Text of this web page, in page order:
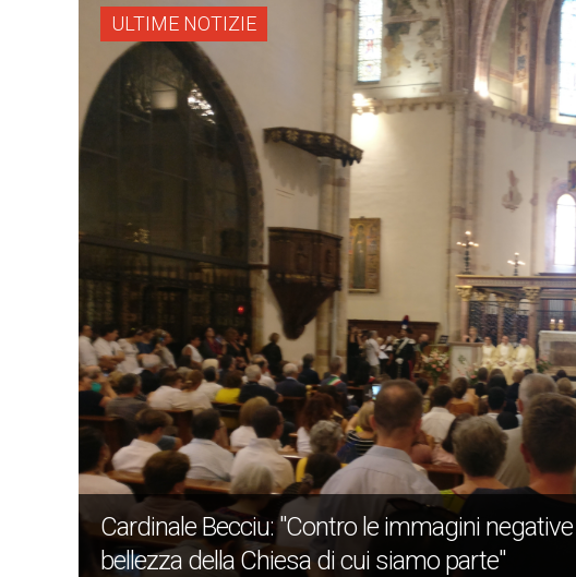
ULTIME NOTIZIE
Cardinale Becciu: "Contro le immagini
bellezza della Chiesa di cui siamo parte"